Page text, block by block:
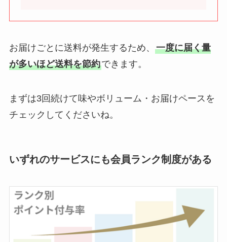
お届けごとに送料が発生するため、 一度に届く量
が多いほど送料を節約できます。
まずは3回続けて味やボリューム・お届けペースを
チェックしてくださいね。
いずれのサービスにも会員ランク制度がある